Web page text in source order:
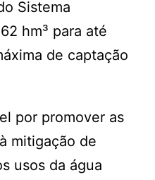
Sistema
hm³ para até
de captação
por promover as
mitigação de
usos da água